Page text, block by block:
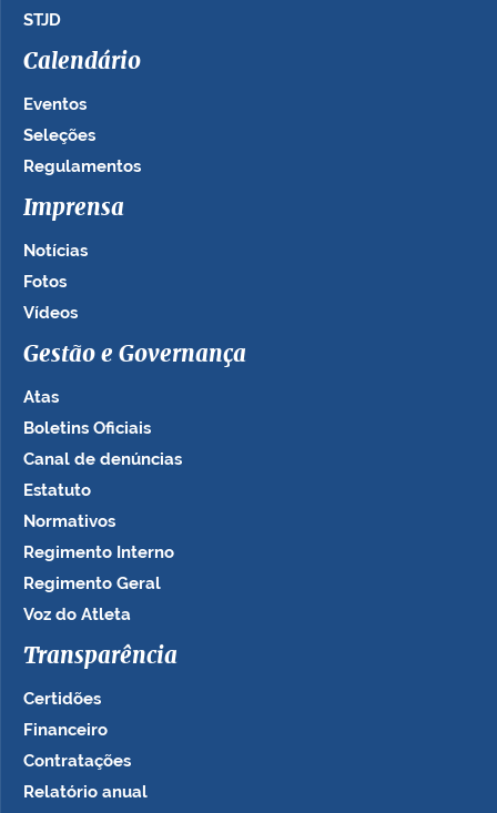
STJD
Calendário
Eventos
Seleções
Regulamentos
Imprensa
Notícias
Fotos
Vídeos
Gestão e Governança
Atas
Boletins Oficiais
Canal de denúncias
Estatuto
Normativos
Regimento Interno
Regimento Geral
Voz do Atleta
Transparência
Certidões
Financeiro
Contratações
Relatório anual